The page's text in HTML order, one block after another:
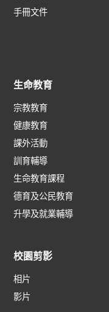
手冊文件
生命教育
宗教教育
健康教育
課外活動
訓育輔導
生命教育課程
德育及公民教育
升學及就業輔導
校園剪影
相片
影片